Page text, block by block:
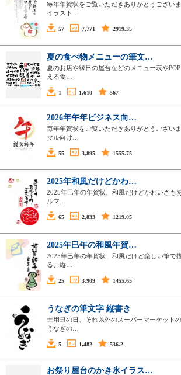
毎年年賀状をご覧いただきありがとうござい
イラスト…
57 7,771 2919.35
夏の食べ物メニューの筆文…
夏のお店や縁日の屋台などのメニュー表や
える食…
1 1,610 567
2026年午年ビジネス向…
毎年年賀状をご覧いただきありがとうござい
マル向け…
55 3,895 1555.75
2025年和風だけどかわ…
2025年巳年の年賀状、和風だけどかわいさも
ルマ…
65 2,833 1219.05
2025年巳年の和風年賀…
2025年巳年の年賀状、和風だけど楽しい筆で
る、縦…
25 3,909 1455.65
うなぎの筆文字 縦書き
土用丑の日、それ以外のスーパーマーケット
うなぎの…
5 1,482 536.2
お祭り屋台のかき氷イラス…